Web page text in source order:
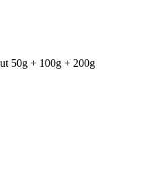
50g + 100g + 200g